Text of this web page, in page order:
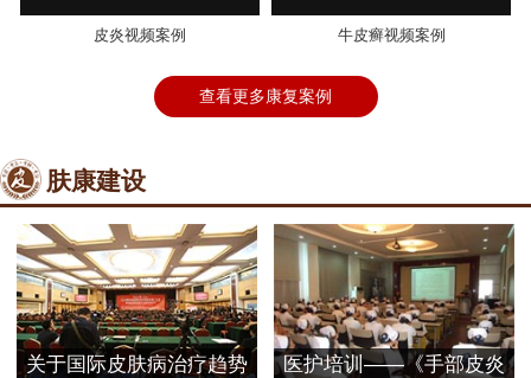
獥
皮炎视频案例
獥
牛皮癣视频案例
查看更多康复案例
肤康建设
关于国际皮肤病治疗趋势
医护培训——《手部皮炎